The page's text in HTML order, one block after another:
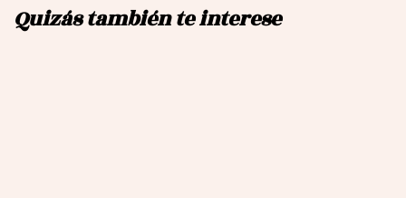
Quizás también te interese